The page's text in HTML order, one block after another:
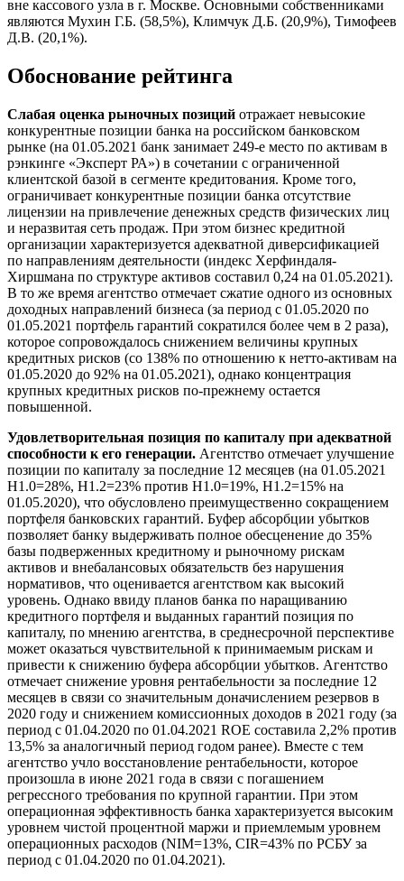
вне кассового узла в г. Москве. Основными собственниками
являются Мухин Г.Б. (58,5%), Климчук Д.Б. (20,9%), Тимофеев
Д.В. (20,1%).
Обоснование рейтинга
Слабая оценка рыночных позиций отражает невысокие
конкурентные позиции банка на российском банковском
рынке (на 01.05.2021 банк занимает 249-е место по активам в
рэнкинге «Эксперт РА») в сочетании с ограниченной
клиентской базой в сегменте кредитования. Кроме того,
ограничивает конкурентные позиции банка отсутствие
лицензии на привлечение денежных средств физических лиц
и неразвитая сеть продаж. При этом бизнес кредитной
организации характеризуется адекватной диверсификацией
по направлениям деятельности (индекс Херфиндаля-
Хиршмана по структуре активов составил 0,24 на 01.05.2021).
В то же время агентство отмечает сжатие одного из основных
доходных направлений бизнеса (за период с 01.05.2020 по
01.05.2021 портфель гарантий сократился более чем в 2 раза),
которое сопровождалось снижением величины крупных
кредитных рисков (со 138% по отношению к нетто-активам на
01.05.2020 до 92% на 01.05.2021), однако концентрация
крупных кредитных рисков по-прежнему остается
повышенной.
Удовлетворительная позиция по капиталу при адекватной
способности к его генерации. Агентство отмечает улучшение
позиции по капиталу за последние 12 месяцев (на 01.05.2021
Н1.0=28%, Н1.2=23% против Н1.0=19%, Н1.2=15% на
01.05.2020), что обусловлено преимущественно сокращением
портфеля банковских гарантий. Буфер абсорбции убытков
позволяет банку выдерживать полное обесценение до 35%
базы подверженных кредитному и рыночному рискам
активов и внебалансовых обязательств без нарушения
нормативов, что оценивается агентством как высокий
уровень. Однако ввиду планов банка по наращиванию
кредитного портфеля и выданных гарантий позиция по
капиталу, по мнению агентства, в среднесрочной перспективе
может оказаться чувствительной к принимаемым рискам и
привести к снижению буфера абсорбции убытков. Агентство
отмечает снижение уровня рентабельности за последние 12
месяцев в связи со значительным доначислением резервов в
2020 году и снижением комиссионных доходов в 2021 году (за
период с 01.04.2020 по 01.04.2021 ROE составила 2,2% против
13,5% за аналогичный период годом ранее). Вместе с тем
агентство учло восстановление рентабельности, которое
произошла в июне 2021 года в связи с погашением
регрессного требования по крупной гарантии. При этом
операционная эффективность банка характеризуется высоким
уровнем чистой процентной маржи и приемлемым уровнем
операционных расходов (NIM=13%, CIR=43% по РСБУ за
период с 01.04.2020 по 01.04.2021).